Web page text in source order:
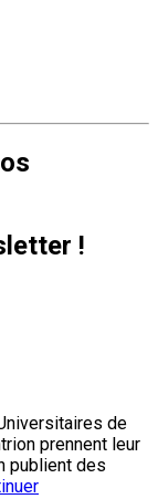
!
de
prennent leur
publient des